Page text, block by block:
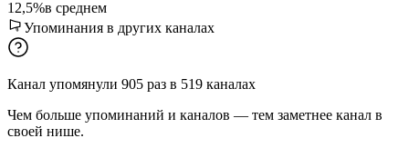
12,5%в среднем
Упоминания в других каналах
Канал упомянули 905 раз в 519 каналах
Чем больше упоминаний и каналов — тем заметнее канал в
своей нише.